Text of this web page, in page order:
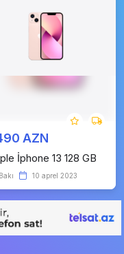
AZN
İphone 13 128 GB
Bakı 10 aprel 2023